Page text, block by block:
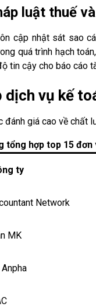
luật thuế
cập nhật sát sao
quá trình hạch
tin cậy cho báo cáo
vụ kế
giá cao về chất
tổng hợp top 15
ty
Network
MK